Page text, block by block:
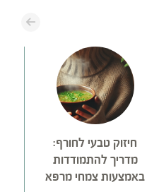
חיזוק טבעי לחורף:
מדריך להתמודדות
באמצעות צמחי מרפא